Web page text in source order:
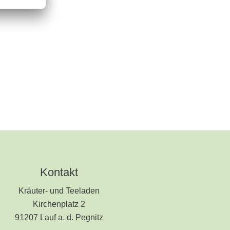
Kontakt
Kräuter- und Teeladen
Kirchenplatz 2
91207 Lauf a. d. Pegnitz